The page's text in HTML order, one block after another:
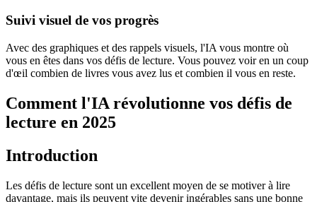
Suivi visuel de vos progrès
Avec des graphiques et des rappels visuels, l'IA vous montre où
vous en êtes dans vos défis de lecture. Vous pouvez voir en un coup
d'œil combien de livres vous avez lus et combien il vous en reste.
Comment l'IA révolutionne vos défis de
lecture en 2025
Introduction
Les défis de lecture sont un excellent moyen de se motiver à lire
davantage, mais ils peuvent vite devenir ingérables sans une bonne